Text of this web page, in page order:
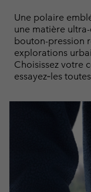
Une polaire
une matière
bouton-pression
explorations
Choisissez votre
essayez‑les